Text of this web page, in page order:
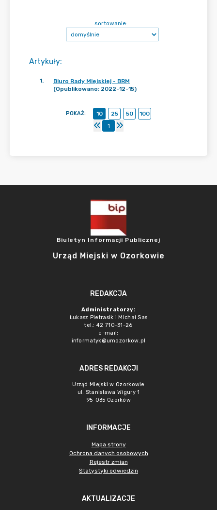
Artykuły:
sortowanie:
1.
Biuro Rady Miejskiej - BRM
(Opublikowano: 2022-12-15)
POKAŻ: 10 25 50
100
1
Biuletyn Informacji Publicznej
Urząd Miejski w Ozorkowie
REDAKCJA
Administratorzy:
Łukasz Pietrasik i Michał Sas
tel.: 42 710-31-26
e-mail:
informatyk@umozorkow.pl
ADRES REDAKCJI
Urząd Miejski w Ozorkowie
ul. Stanisława Wigury 1
95-035 Ozorków
INFORMACJE
Mapa strony
Ochrona danych osobowych
Rejestr zmian
Statystyki odwiedzin
AKTUALIZACJE